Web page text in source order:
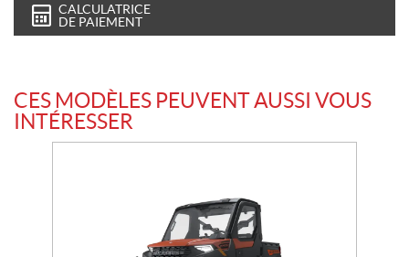
CALCULATRICE
DE PAIEMENT
CES MODÈLES PEUVENT AUSSI VOUS
INTÉRESSER